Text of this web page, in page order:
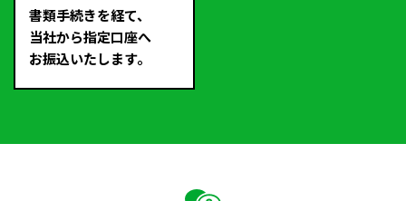
書類手続きを経て、
当社から指定口座へ
お振込いたします。